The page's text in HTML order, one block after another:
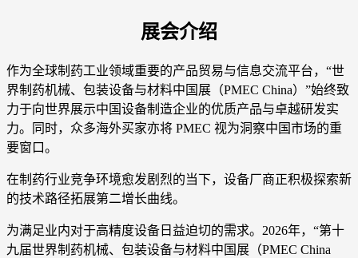
展会介绍
作为全球制药工业领域重要的产品贸易与信息交流平台，“世
界制药机械、包装设备与材料中国展（PMEC China）”始终致
力于向世界展示中国设备制造企业的优质产品与卓越研发实
力。同时，众多海外买家亦将 PMEC 视为洞察中国市场的重
要窗口。
在制药行业竞争环境愈发剧烈的当下，设备厂商正积极探索新
的技术路径拓展第二增长曲线。
为满足业内对于高精度设备日益迫切的需求。2026年，“第十
九届世界制药机械、包装设备与材料中国展（PMEC China